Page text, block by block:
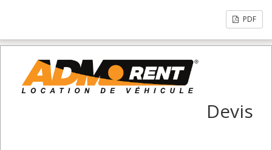
PDF
Devis